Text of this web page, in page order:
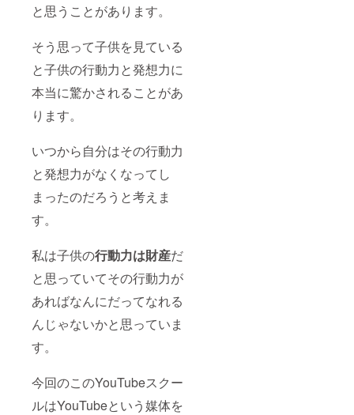
と思うことがあります。
そう思って子供を見ている
と子供の行動力と発想力に
本当に驚かされることがあ
ります。
いつから自分はその行動力
と発想力がなくなってし
まったのだろうと考えま
す。
私は子供の行動力は財産だ
と思っていてその行動力が
あればなんにだってなれる
んじゃないかと思っていま
す。
今回のこのYouTubeスクー
ルはYouTubeという媒体を